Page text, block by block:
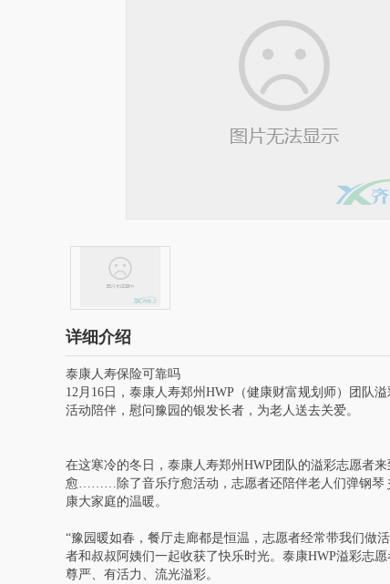
详细介绍
泰康人寿保险可靠吗
12月16日，泰康人寿郑州HWP（健康财富规划师）团队
活动陪伴，慰问豫园的银发长者，为老人送去关爱。
在这寒冷的冬日，泰康人寿郑州HWP团队的溢彩志愿者
愈………除了音乐疗愈活动，志愿者还陪伴老人们弹钢琴
康大家庭的温暖。
“豫园暖如春，餐厅走廊都是恒温，志愿者经常带我们
者和叔叔阿姨们一起收获了快乐时光。泰康HWP溢彩志
尊严、有活力、流光溢彩。